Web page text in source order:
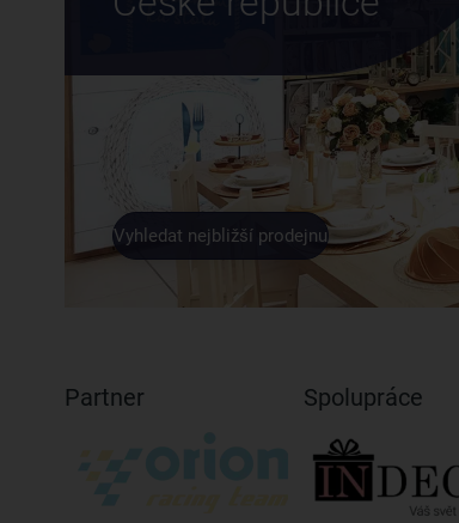
Vyhledat nejbližší prodejnu
Partner Spolupráce